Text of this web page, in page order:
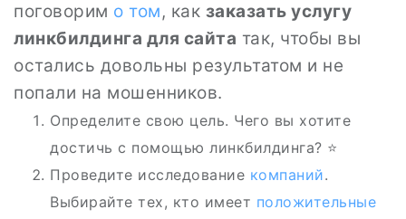
поговорим о том, как заказать услугу
линкбилдинга для сайта так, чтобы вы
остались довольны результатом и не
попали на мошенников.
Определите свою цель. Чего вы хотите
достичь с помощью линкбилдинга? ⭐
Проведите исследование компаний.
Выбирайте тех, кто имеет положительные